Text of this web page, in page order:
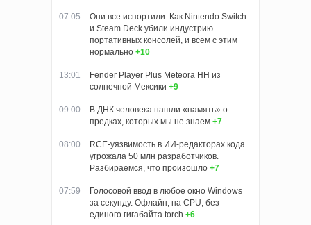
07:05
Они все испортили. Как Nintendo Switch
и Steam Deck убили индустрию
портативных консолей, и всем с этим
нормально +10
13:01
Fender Player Plus Meteora HH из
солнечной Мексики +9
09:00
В ДНК человека нашли «память» о
предках, которых мы не знаем +7
08:00
RCE-уязвимость в ИИ-редакторах кода
угрожала 50 млн разработчиков.
Разбираемся, что произошло +7
07:59
Голосовой ввод в любое окно Windows
за секунду. Офлайн, на CPU, без
единого гигабайта torch +6